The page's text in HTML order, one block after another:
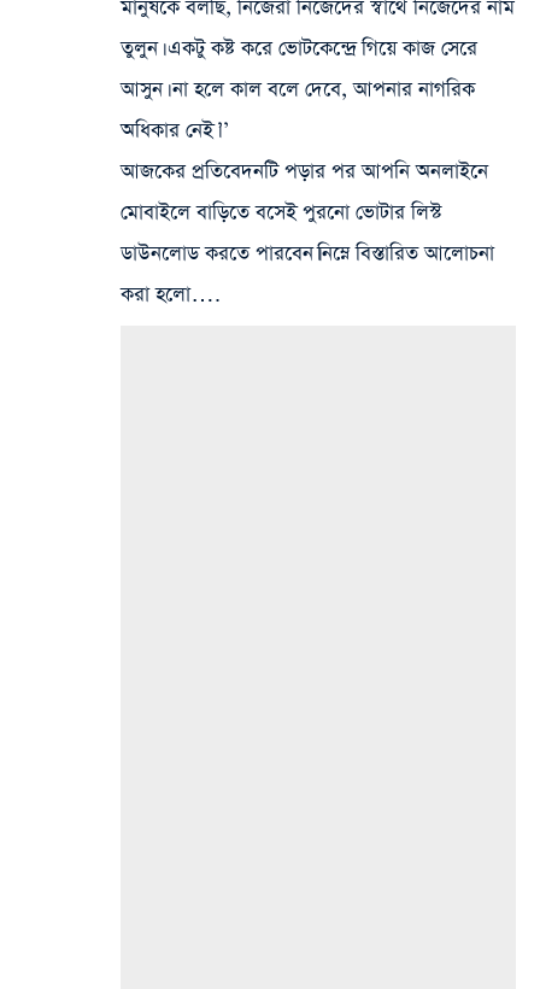
মানুষকে বলছি, নিজেরা নিজেদের স্বার্থে নিজেদের নাম
তুলুন। একটু কষ্ট করে ভোটকেন্দ্রে গিয়ে কাজ সেরে
আসুন। না হলে কাল বলে দেবে, আপনার নাগরিক
অধিকার নেই।’’
আজকের প্রতিবেদনটি পড়ার পর আপনি অনলাইনে
মোবাইলে বাড়িতে বসেই পুরনো ভোটার লিস্ট
ডাউনলোড করতে পারবেন।নিম্নে বিস্তারিত আলোচনা
করা হলো….